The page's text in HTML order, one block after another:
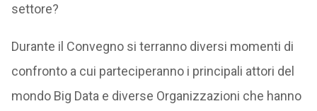
settore?
Durante il Convegno si terranno diversi momenti di
confronto a cui parteciperanno i principali attori del
mondo Big Data e diverse Organizzazioni che hanno